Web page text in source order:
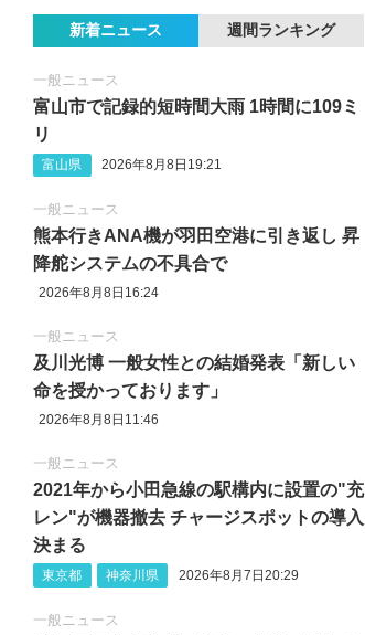
新着ニュース 週間ランキング
一般ニュース
富山市で記録的短時間大雨 1時間に109ミ
リ
富山県 2026年8月8日19:21
一般ニュース
熊本行きANA機が羽田空港に引き返し 昇
降舵システムの不具合で
2026年8月8日16:24
一般ニュース
及川光博 一般女性との結婚発表「新しい
命を授かっております」
2026年8月8日11:46
一般ニュース
2021年から小田急線の駅構内に設置の"充
レン"が機器撤去 チャージスポットの導入
決まる
東京都 神奈川県 2026年8月7日20:29
一般ニュース